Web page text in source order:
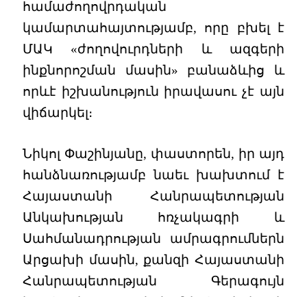
համաժողովրդական
կամարտահայտությամբ, որը բխել է
ՄԱԿ «ժողովուրդների և ազգերի
ինքնորոշման մասին» բանաձևից և
որևէ իշխանություն իրավասու չէ այն
վիճարկել։
Նիկոլ Փաշինյանը, փաստորեն, իր այդ
հանձնառությամբ նաեւ խախտում է
Հայաստանի Հանրապետության
Անկախության հռչակագրի և
Սահմանադրության ամրագրումներն
Արցախի մասին, քանզի Հայաստանի
Հանրապետության Գերագույն